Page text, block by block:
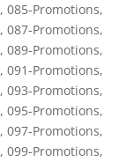
, 085-Promotions,
, 087-Promotions,
, 089-Promotions,
, 091-Promotions,
, 093-Promotions,
, 095-Promotions,
, 097-Promotions,
, 099-Promotions,